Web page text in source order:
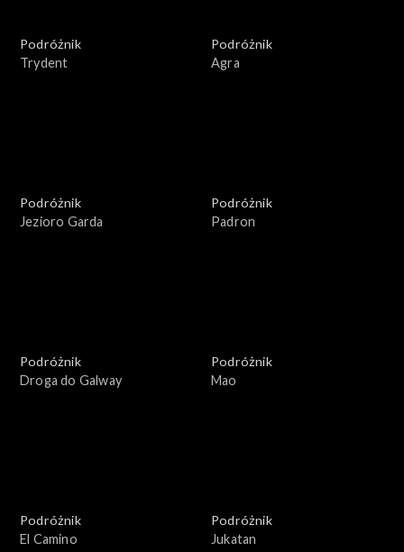
Podróżnik
Trydent
Podróżnik
Agra
Podróżnik
Jezioro Garda
Podróżnik
Padron
Podróżnik
Droga do Galway
Podróżnik
Mao
Podróżnik
El Camino
Podróżnik
Jukatan